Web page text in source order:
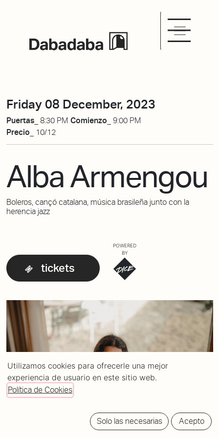
Friday 08 December, 2023
Puertas_ 8:30 PM Comienzo_ 9:00 PM
Precio_
10/12
Alba Armengou
Boleros, cançó catalana, música brasileña junto con la
herencia jazz
tickets
POWERED
BY
Utilizamos cookies para ofrecerle una mejor
experiencia de usuario en este sitio web.
Política de Cookies
Solo las necesarias Acepto